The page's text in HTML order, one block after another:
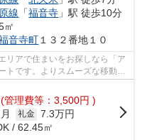
線 「福音寺 」駅 徒歩10分
㎡
音寺町 １３２番地１０
リアで住まいをお探しなら「ア
です。よりスムーズな移動を
(管理費等：3,500円 )
礼金 7.3万円
/ 62.45㎡